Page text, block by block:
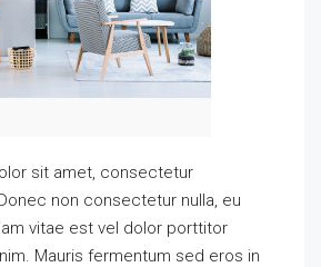
sit amet, consectetur
non consectetur nulla, eu
vitae est vel dolor porttitor
Mauris fermentum sed eros in